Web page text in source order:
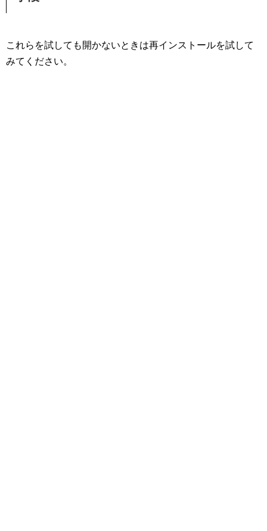
これらを試しても開かないときは再インストールを試して
みてください。